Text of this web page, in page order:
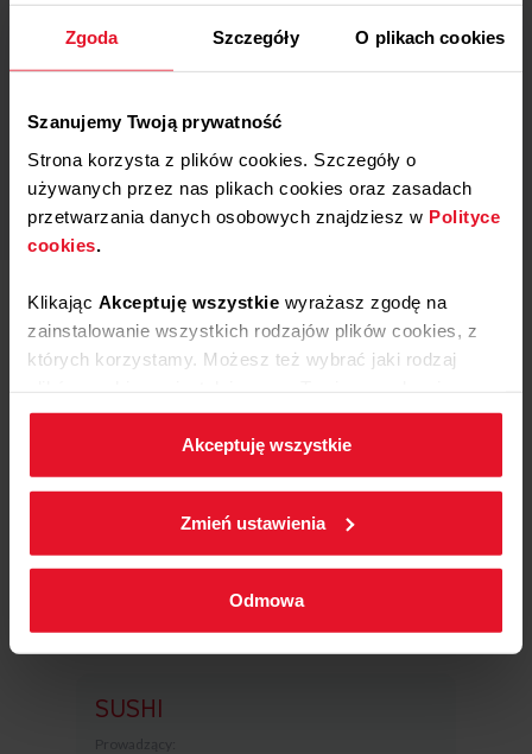
Zgoda Szczegóły O plikach cookies
Szanujemy Twoją prywatność
Strona korzysta z plików cookies. Szczegóły o
używanych przez nas plikach cookies oraz zasadach
przetwarzania danych osobowych znajdziesz w Polityce
cookies
Klikając Akceptuję wszystkie wyrażasz zgodę na
zainstalowanie wszystkich rodzajów plików cookies, z
których korzystamy. Możesz też wybrać jaki rodzaj
klikającZmień ustawienia.
W każdej chwili możesz zmienić wybrane przez Ciebie
Akceptuję wszystkie
Zmień ustawienia
Odmowa
KUCHNIA HISZPAŃSKA
SUSHI